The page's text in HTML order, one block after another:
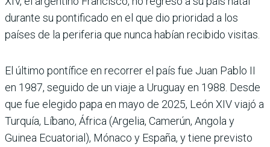
durante su pontificado en el que dio prioridad a los
países de la periferia que nunca habían recibido visitas.
El último pontífice en recorrer el país fue Juan Pablo II
en 1987, seguido de un viaje a Uruguay en 1988. Desde
que fue elegido papa en mayo de 2025, León XIV viajó a
Turquía, Líbano, África (Argelia, Camerún, Angola y
Guinea Ecuatorial), Mónaco y España, y tiene previsto